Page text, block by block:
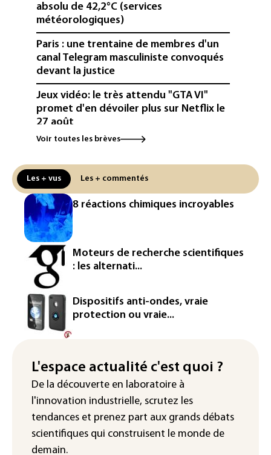
absolu de 42,2°C (services
météorologiques)
Paris : une trentaine de membres d'un
canal Telegram masculiniste convoqués
devant la justice
Jeux vidéo: le très attendu "GTA VI"
promet d'en dévoiler plus sur Netflix le
27 août
Dans les entrailles de Paris, un chantier
les rails du RER
Meta se lance sur le marché des logiciels
écrits par l'IA, dominé par Anthropic et
OpenAI
Google réorganise sa division IA: Demis
Hassabis passe la main, des stars s'en
vont
Colombie: un bébé hippopotame
descendant de la colonie d'Escobar
meurt malgré les soins
production d'électricité solaire
attendue en Europe
L'Autriche bat son record absolu de
chaleur pour le deuxième jour d'affilée
Voir toutes les brèves
Les + vus Les + commentés
8 réactions chimiques incroyables
Moteurs de recherche scientifiques
: les alternati...
Dispositifs anti-ondes, vraie
protection ou vraie...
L'espace actualité c'est quoi ?
De la découverte en laboratoire à
l'innovation industrielle, scrutez les
tendances et prenez part aux grands débats
scientifiques qui construisent le monde de
demain.